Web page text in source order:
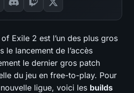
Exile 2 est l’un des plus gros
le lancement de l’accès
le dernier gros patch
du jeu en free-to-play. Pour
ligue, voici les builds